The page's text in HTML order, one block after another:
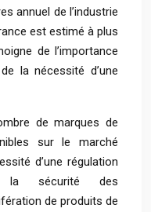
annuel de l’industrie
est estimé à plus
de l’importance
la nécessité d’une
de marques de
sur le marché
d’une régulation
la sécurité des
de produits de